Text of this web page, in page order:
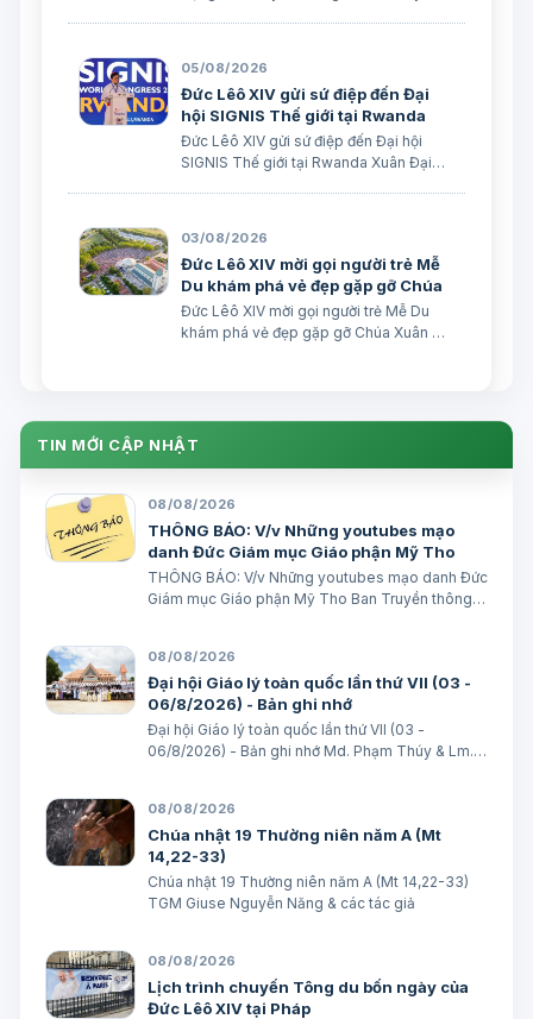
05/08/2026
Đức Lêô XIV gửi sứ điệp đến Đại
hội SIGNIS Thế giới tại Rwanda
Đức Lêô XIV gửi sứ điệp đến Đại hội
SIGNIS Thế giới tại Rwanda Xuân Đại
Cha Lêô XIV kêu gọi những người làm
truyền thông C…
03/08/2026
Đức Lêô XIV mời gọi người trẻ Mễ
Du khám phá vẻ đẹp gặp gỡ Chúa
Đức Lêô XIV mời gọi người trẻ Mễ Du
khám phá vẻ đẹp gặp gỡ Chúa Xuân Đại
do Đức Hồng y Quốc vụ khanh Tòa
Thánh …
TIN MỚI CẬP NHẬT
08/08/2026
THÔNG BÁO: V/v Những youtubes mạo
danh Đức Giám mục Giáo phận Mỹ Tho
THÔNG BÁO: V/v Những youtubes mạo danh Đức
Giám mục Giáo phận Mỹ Tho Ban Truyền thông
Những youtubes mạo danh Đức Giám mục Giáo
phận Mỹ Tho Những…
08/08/2026
Đại hội Giáo lý toàn quốc lần thứ VII (03 -
06/8/2026) - Bản ghi nhớ
Đại hội Giáo lý toàn quốc lần thứ VII (03 -
06/8/2026) - Bản ghi nhớ Md. Phạm Thúy & Lm.
08/08/2026
Chúa nhật 19 Thường niên năm A (Mt
14,22-33)
Chúa nhật 19 Thường niên năm A (Mt 14,22-33)
TGM Giuse Nguyễn Năng & các tác giả
08/08/2026
Lịch trình chuyến Tông du bốn ngày của
Đức Lêô XIV tại Pháp